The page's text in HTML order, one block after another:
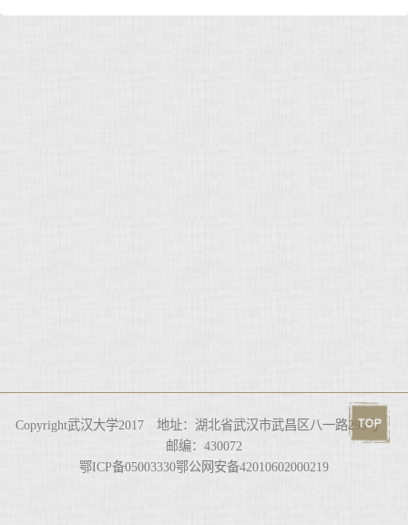
Copyright武汉大学2017 地址：湖北省武汉市武昌区八一路299号
邮编：430072
鄂ICP备05003330鄂公网安备42010602000219